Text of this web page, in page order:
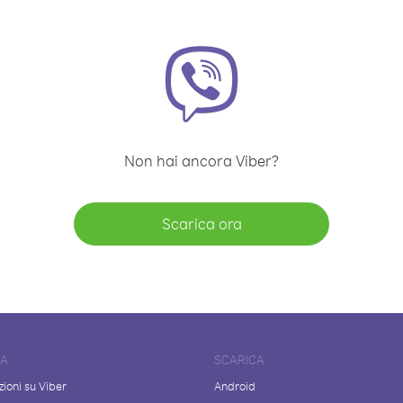
Non hai ancora Viber?
Scarica ora
su Viber
SCARICA
Android